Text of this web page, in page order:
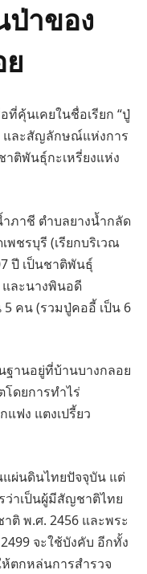
าของ
คุ้นเคยในชื่อเรียก “ปู่
ละสัญลักษณ์แห่งการ
ติพันธุ์กะเหรี่ยงแห่ง
ภาชี ตําบลยางน้ำกลัด
พชรบุรี (เรียกบริเวณ
ปี เป็นชาติพันธุ์
และนางพินอดี
คน (รวมปู่คออี้ เป็น 6
ฐานอยู่ที่บ้านบางกลอย
ดยการทําไร่
ฟง แตงเปรี้ยว
ผ่นดินไทยปัจจุบัน แต่
ว่าเป็นผู้มีสัญชาติไทย
ติ พ.ศ. 2456 และพระ
จะใช้บังคับ อีกทั้ง
ตกหล่นการสํารวจ